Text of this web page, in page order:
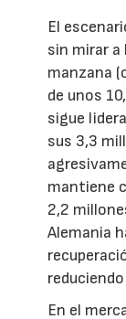
El
sin mirar
manzana
de unos
sigue
sus 3,3
mantiene
2,2
Alemania
En el